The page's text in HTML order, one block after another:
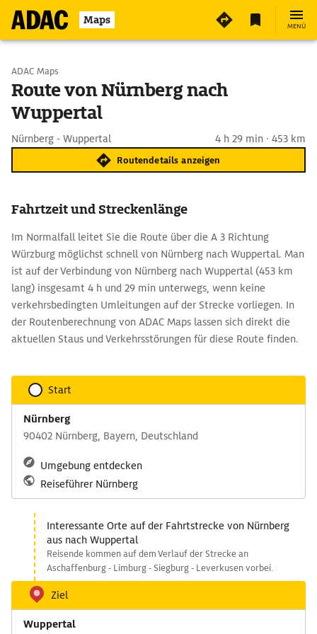
Maps MENÜ
Start wählen
Ziel eingeben
ADAC Maps
Route von Nürnberg nach
Wuppertal
Nürnberg - Wuppertal 4 h 29 min · 453 km
Routendetails anzeigen
Fahrtzeit und Streckenlänge
Im Normalfall leitet Sie die Route über die A 3 Richtung
Würzburg möglichst schnell von Nürnberg nach Wuppertal. Man
ist auf der Verbindung von Nürnberg nach Wuppertal (453 km
lang) insgesamt 4 h und 29 min unterwegs, wenn keine
verkehrsbedingten Umleitungen auf der Strecke vorliegen. In
der Routenberechnung von ADAC Maps lassen sich direkt die
aktuellen Staus und Verkehrsstörungen für diese Route finden.
Start
Nürnberg
90402 Nürnberg, Bayern, Deutschland
Umgebung entdecken
Reiseführer Nürnberg
Interessante Orte auf der Fahrtstrecke von Nürnberg
aus nach Wuppertal
Reisende kommen auf dem Verlauf der Strecke an
Aschaffenburg - Limburg - Siegburg - Leverkusen vorbei.
Ziel
Wuppertal